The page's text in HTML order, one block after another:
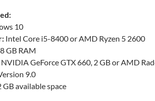
10
Intel Core i5-8400 or AMD Ryzen 5 2600
8 GB RAM
NVIDIA GeForce GTX 660, 2 GB or AMD
9.0
GB available space